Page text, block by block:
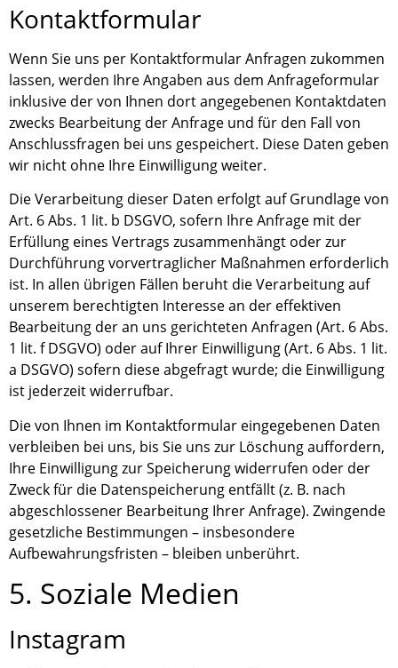
Kontaktformular
Wenn Sie uns per Kontaktformular Anfragen zukommen
lassen, werden Ihre Angaben aus dem Anfrageformular
inklusive der von Ihnen dort angegebenen Kontaktdaten
zwecks Bearbeitung der Anfrage und für den Fall von
Anschlussfragen bei uns gespeichert. Diese Daten geben
wir nicht ohne Ihre Einwilligung weiter.
Die Verarbeitung dieser Daten erfolgt auf Grundlage von
Art. 6 Abs. 1 lit. b DSGVO, sofern Ihre Anfrage mit der
Erfüllung eines Vertrags zusammenhängt oder zur
Durchführung vorvertraglicher Maßnahmen erforderlich
ist. In allen übrigen Fällen beruht die Verarbeitung auf
unserem berechtigten Interesse an der effektiven
Bearbeitung der an uns gerichteten Anfragen (Art. 6 Abs.
1 lit. f DSGVO) oder auf Ihrer Einwilligung (Art. 6 Abs. 1 lit.
a DSGVO) sofern diese abgefragt wurde; die Einwilligung
ist jederzeit widerrufbar.
Die von Ihnen im Kontaktformular eingegebenen Daten
verbleiben bei uns, bis Sie uns zur Löschung auffordern,
Ihre Einwilligung zur Speicherung widerrufen oder der
Zweck für die Datenspeicherung entfällt (z. B. nach
abgeschlossener Bearbeitung Ihrer Anfrage). Zwingende
gesetzliche Bestimmungen – insbesondere
Aufbewahrungsfristen – bleiben unberührt.
5. Soziale Medien
Instagram